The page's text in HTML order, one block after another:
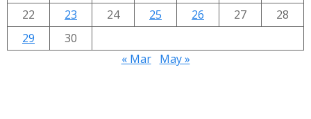
22
23 24 25 26 27
28
29
30
« Mar
May »